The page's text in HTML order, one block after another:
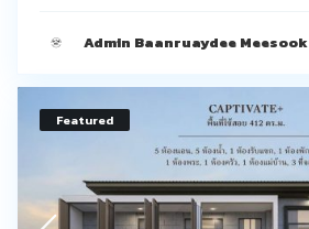
Admin Baanruaydee Meesook
Featured